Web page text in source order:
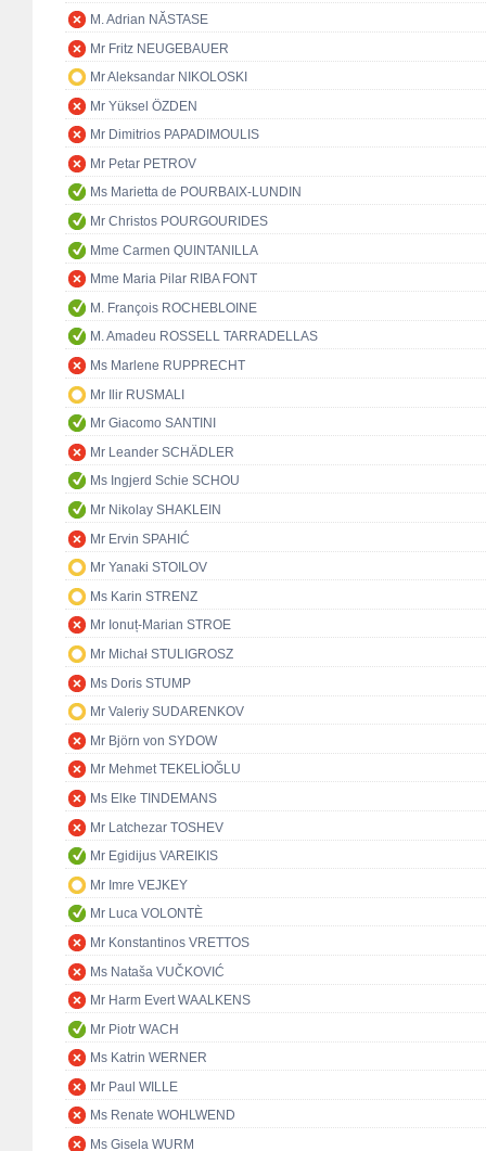
M. Adrian NĂSTASE
Mr Fritz NEUGEBAUER
Mr Aleksandar NIKOLOSKI
Mr Yüksel ÖZDEN
Mr Dimitrios PAPADIMOULIS
Mr Petar PETROV
Ms Marietta de POURBAIX-LUNDIN
Mr Christos POURGOURIDES
Mme Carmen QUINTANILLA
Mme Maria Pilar RIBA FONT
M. François ROCHEBLOINE
M. Amadeu ROSSELL TARRADELLAS
Ms Marlene RUPPRECHT
Mr Ilir RUSMALI
Mr Giacomo SANTINI
Mr Leander SCHÄDLER
Ms Ingjerd Schie SCHOU
Mr Nikolay SHAKLEIN
Mr Ervin SPAHIĆ
Mr Yanaki STOILOV
Ms Karin STRENZ
Mr Ionuț-Marian STROE
Mr Michał STULIGROSZ
Ms Doris STUMP
Mr Valeriy SUDARENKOV
Mr Björn von SYDOW
Mr Mehmet TEKELİOĞLU
Ms Elke TINDEMANS
Mr Latchezar TOSHEV
Mr Egidijus VAREIKIS
Mr Imre VEJKEY
Mr Luca VOLONTÈ
Mr Konstantinos VRETTOS
Ms Nataša VUČKOVIĆ
Mr Harm Evert WAALKENS
Mr Piotr WACH
Ms Katrin WERNER
Mr Paul WILLE
Ms Renate WOHLWEND
Ms Gisela WURM